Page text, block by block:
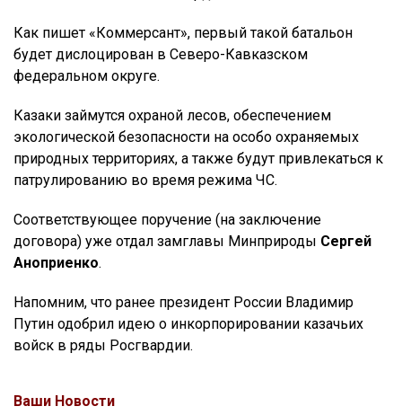
Как пишет «Коммерсант», первый такой батальон
будет дислоцирован в Северо-Кавказском
федеральном округе.
Казаки займутся охраной лесов, обеспечением
экологической безопасности на особо охраняемых
природных территориях, а также будут привлекаться к
патрулированию во время режима ЧС.
Соответствующее поручение (на заключение
договора) уже отдал замглавы Минприроды Сергей
Аноприенко.
Напомним, что ранее президент России Владимир
Путин одобрил идею о инкорпорировании казачьих
войск в ряды Росгвардии.
Ваши Новости